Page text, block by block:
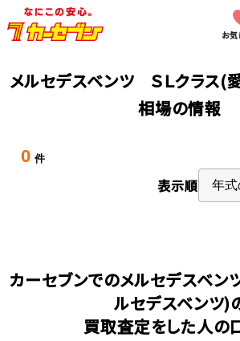
お
メルセデスベンツ ＳＬクラス(
相場の情報
0 件
表示順
カーセブンでのメルセデスベン
ルセデスベンツ)
買取査定をした人の